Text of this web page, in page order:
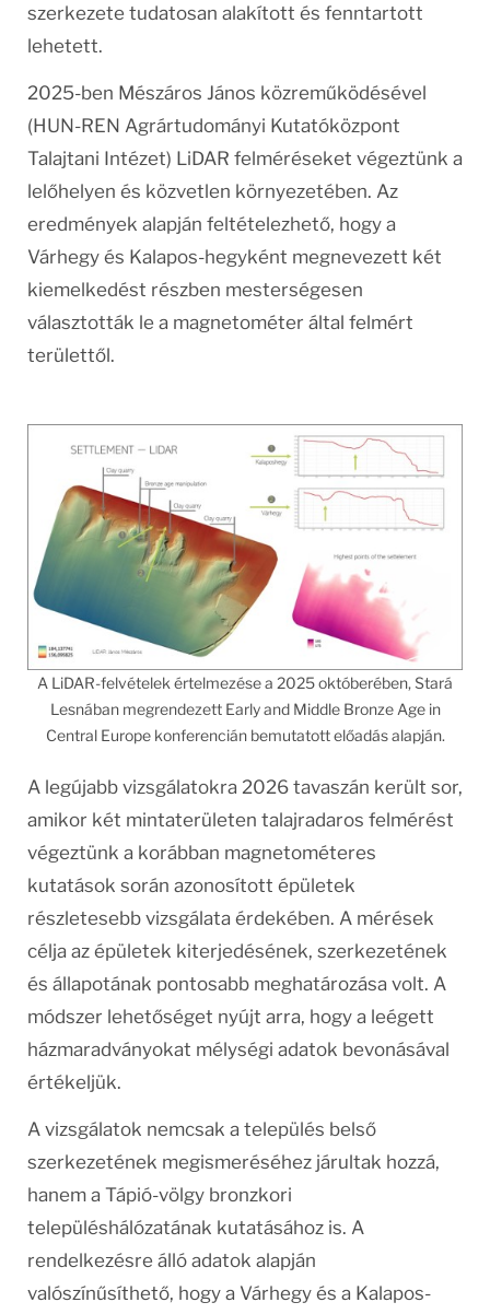
szerkezete tudatosan alakított és fenntartott
lehetett.
2025-ben Mészáros János közreműködésével
(HUN-REN Agrártudományi Kutatóközpont
Talajtani Intézet) LiDAR felméréseket végeztünk a
lelőhelyen és közvetlen környezetében. Az
eredmények alapján feltételezhető, hogy a
Várhegy és Kalapos-hegyként megnevezett két
kiemelkedést részben mesterségesen
választották le a magnetométer által felmért
területtől.
A LiDAR-felvételek értelmezése a 2025 októberében, Stará
Lesnában megrendezett Early and Middle Bronze Age in
Central Europe konferencián bemutatott előadás alapján.
A legújabb vizsgálatokra 2026 tavaszán került sor,
amikor két mintaterületen talajradaros felmérést
végeztünk a korábban magnetométeres
kutatások során azonosított épületek
részletesebb vizsgálata érdekében. A mérések
célja az épületek kiterjedésének, szerkezetének
és állapotának pontosabb meghatározása volt. A
módszer lehetőséget nyújt arra, hogy a leégett
házmaradványokat mélységi adatok bevonásával
értékeljük.
A vizsgálatok nemcsak a település belső
szerkezetének megismeréséhez járultak hozzá,
hanem a Tápió-völgy bronzkori
településhálózatának kutatásához is. A
rendelkezésre álló adatok alapján
valószínűsíthető, hogy a Várhegy és a Kalapos-